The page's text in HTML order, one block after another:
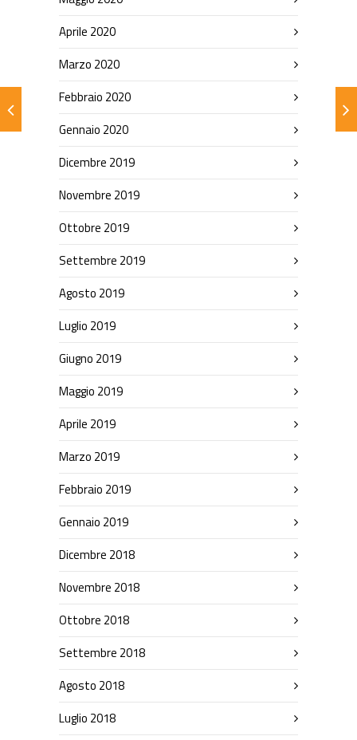
Aprile 2020
Marzo 2020
Febbraio 2020
Gennaio 2020
Dicembre 2019
Novembre 2019
Ottobre 2019
Settembre 2019
Agosto 2019
Luglio 2019
Giugno 2019
Maggio 2019
Aprile 2019
Marzo 2019
Febbraio 2019
Gennaio 2019
Dicembre 2018
Novembre 2018
Ottobre 2018
Settembre 2018
Agosto 2018
Luglio 2018